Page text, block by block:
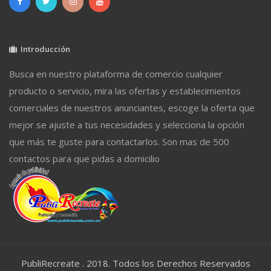
Introducción
Busca en nuestro plataforma de comercio cualquier
producto o servicio, mira las ofertas y establecimientos
comerciales de nuestros anunciantes, escoge la oferta que
mejor se ajuste a tus necesidades y selecciona la opción
que más te guste para contactarlos. Son mas de 500
contactos para que pidas a domicilio
PubliRecreate . 2018. Todos los Derechos Reservados